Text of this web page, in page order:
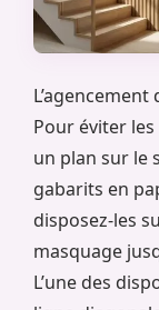
Pour éviter
un plan sur le
gabarits en
disposez-les
masquage
L’une des